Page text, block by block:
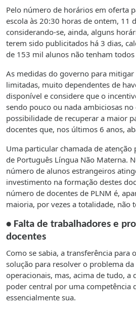
Pelo número de horários em oferta
escola às 20:30 horas de ontem, 11
considerando-se, ainda, alguns
terem sido publicitados há 3 dias,
de 153 mil alunos não tenham
As medidas do governo para
limitadas, muito dependentes de
disponível e considere que o
sendo pouco ou nada ambiciosas no
possibilidade de recuperar a maior
docentes que, nos últimos 6 anos,
Uma particular chamada de atenção
de Português Língua Não Materna.
número de alunos estrangeiros
investimento na formação destes
número de docentes de PLNM é,
maioria, por vezes a totalidade, não
• Falta de trabalhadores e
docentes
Como se sabia, a transferência para
solução para resolver o problema da
operacionais, mas, acima de tudo, a
poder central por uma competência
essencialmente sua.